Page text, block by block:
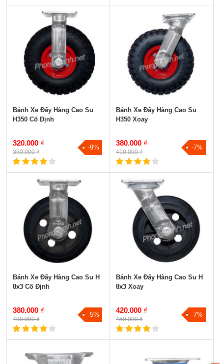
Bánh Xe Đẩy Hàng Cao Su
H350 Cố Định
320.000 ₫
350.000 ₫
-9%
Bánh Xe Đẩy Hàng Cao Su
H350 Xoay
380.000 ₫
410.000 ₫
-7%
Bánh Xe Đẩy Hàng Cao Su H
8x3 Cố Định
380.000 ₫
400.000 ₫
-5%
Bánh Xe Đẩy Hàng Cao Su H
8x3 Xoay
420.000 ₫
450.000 ₫
-7%